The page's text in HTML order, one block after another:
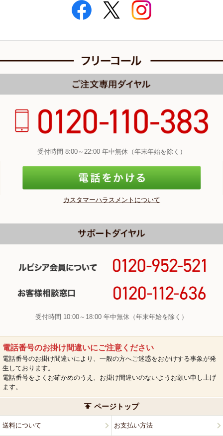
受付時間 8:00～22:00 年中無休（年末年始を除く）
カスタマーハラスメントについて
受付時間 10:00～18:00 年中無休（年末年始を除く）
電話番号のお掛け間違いにご注意ください
電話番号のお掛け間違いにより、一般の方へご迷惑をおかけする事象が発
生しております。
電話番号をよくお確かめのうえ、お掛け間違いのないようお願い申し上げ
ます。
ページトップ
送料について お支払い方法